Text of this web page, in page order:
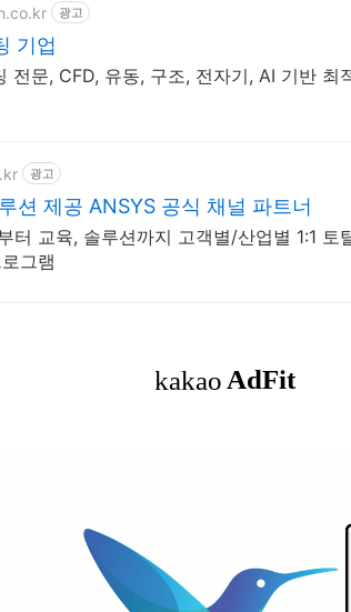
광고
기업
전문, CFD, 유동, 구조, 전자기, AI 기반 최
광고
션 제공 ANSYS 공식 채널 파트너
터 교육, 솔루션까지 고객별/산업별 1:1 토
그램